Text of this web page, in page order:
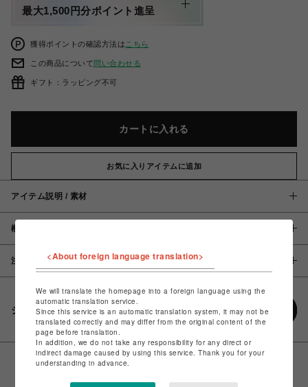
最大1,500円分ポイント進呈
獲得ポイントの確認方法は こちら
この商品について問い合わせる
ギフト：ラッピング不可
カートに入れる
お気に入りアイテムに追加
アイテム説明 / 素材
概要
注意事項
シェアする
<About foreign language translation>
We will translate the homepage into a foreign language using the
automatic translation service.
Since this service is an automatic translation system, it may not be
translated correctly and may differ from the original content of the
page before translation.
In addition, we do not take any responsibility for any direct or
indirect damage caused by using this service. Thank you for your
understanding in advance.